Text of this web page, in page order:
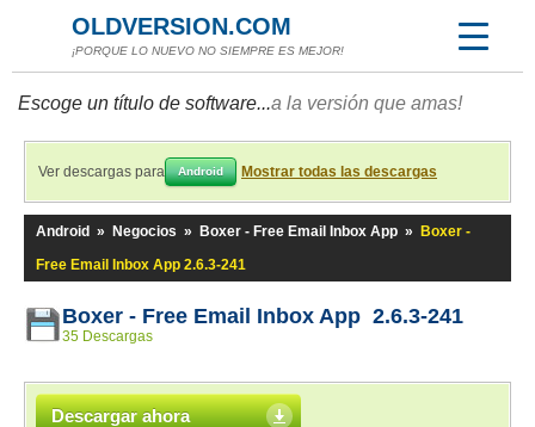
OLDVERSION.COM
¡PORQUE LO NUEVO NO SIEMPRE ES MEJOR!
Escoge un título de software...a la versión que amas!
Ver descargas para Android Mostrar todas las descargas
Android » Negocios » Boxer - Free Email Inbox App »
Boxer -
Free Email Inbox App 2.6.3-241
Boxer - Free Email Inbox App 2.6.3-241
35 Descargas
Descargar ahora